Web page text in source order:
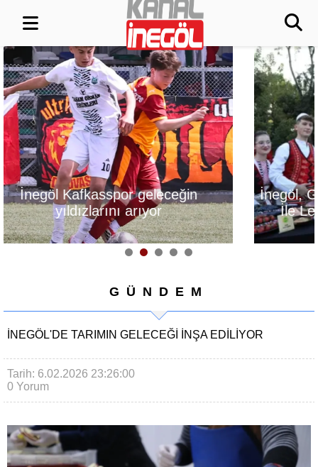
İnegöl, Gastronomi Festivali
İle Lezzetlerini Vitrine
Çıkarıyor
Alanyurt
Yapım
GÜNDEM
İNEGÖL'DE TARIMIN GELECEĞI INŞA EDILIYOR
Tarih: 6.02.2026 23:26:00
0 Yorum